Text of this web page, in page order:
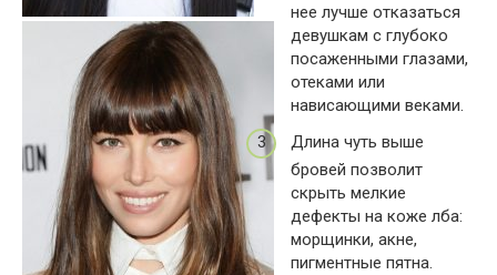
нее лучше отказаться
девушкам с глубоко
посаженными глазами,
отеками или
нависающими веками.
Длина чуть выше
бровей позволит
скрыть мелкие
дефекты на коже лба:
морщинки, акне,
пигментные пятна.